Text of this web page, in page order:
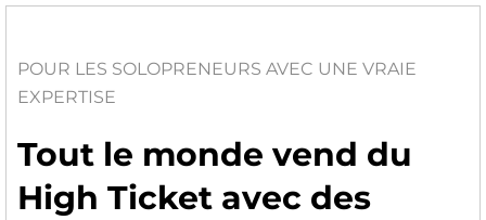
POUR LES SOLOPRENEURS AVEC UNE VRAIE
EXPERTISE
Tout le monde vend du
High Ticket avec des